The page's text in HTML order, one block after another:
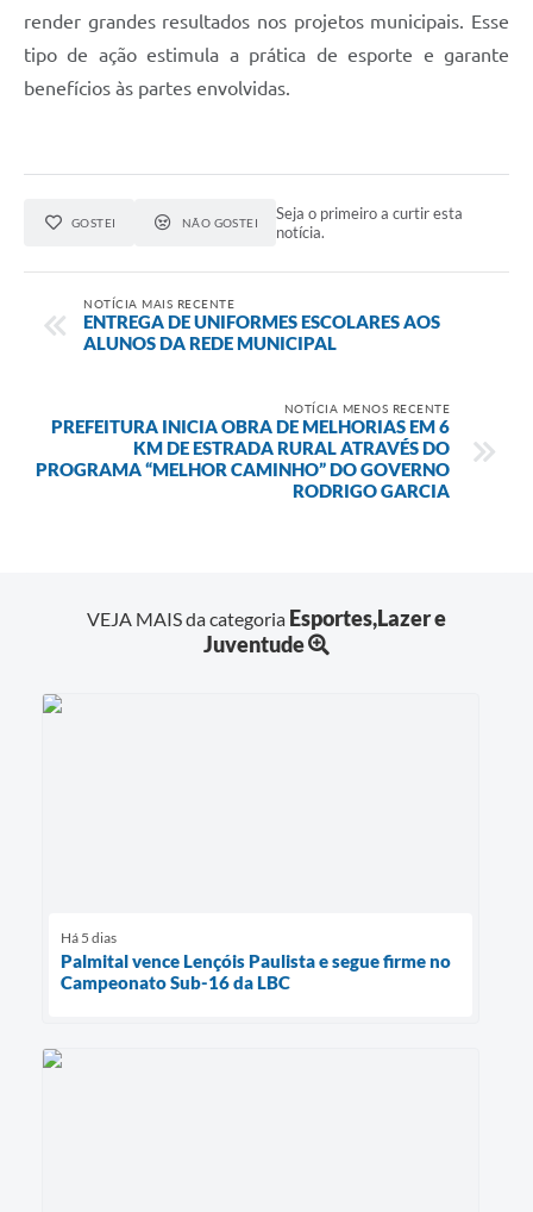
render grandes resultados nos projetos municipais. Esse
tipo de ação estimula a prática de esporte e garante
benefícios às partes envolvidas.
GOSTEI NÃO GOSTEI
Seja o primeiro a curtir esta
notícia.
NOTÍCIA MAIS RECENTE
ENTREGA DE UNIFORMES ESCOLARES AOS
ALUNOS DA REDE MUNICIPAL
NOTÍCIA MENOS RECENTE
PREFEITURA INICIA OBRA DE MELHORIAS EM 6
KM DE ESTRADA RURAL ATRAVÉS DO
PROGRAMA “MELHOR CAMINHO” DO GOVERNO
RODRIGO GARCIA
VEJA MAIS da categoria Esportes,Lazer e
Juventude
Há 5 dias
Palmital vence Lençóis Paulista e segue firme no
Campeonato Sub-16 da LBC